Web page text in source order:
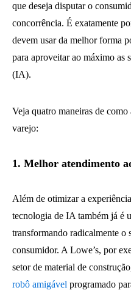
que deseja disputar o
concorrência. É exatamente
devem usar da melhor forma
para aproveitar ao máximo as
(IA).
Veja quatro maneiras de
varejo:
1. Melhor atendimento
Além de otimizar a
tecnologia de IA também já é
transformando radicalmente o
consumidor. A Lowe’s, por
setor de material de
robô amigável programado